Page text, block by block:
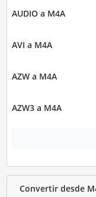
AUDIO a M4A
AVI a M4A
AZW a M4A
AZW3 a M4A
Convertir desde